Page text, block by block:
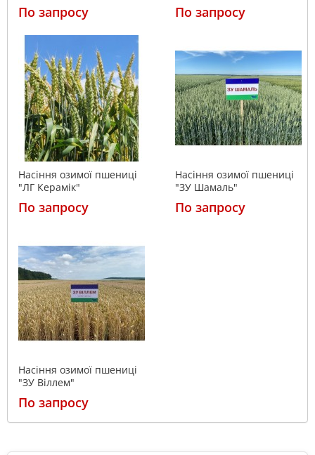
По запросу По запросу
Насіння озимої пшениці
"ЛГ Керамік"
По запросу
Насіння озимої пшениці
"ЗУ Шамаль"
По запросу
Насіння озимої пшениці
"ЗУ Віллем"
По запросу